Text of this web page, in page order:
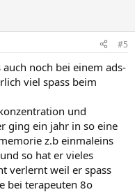
#5
auch noch bei einem ads-
viel spass beim
und
ging ein jahr in so eine
z.b einmaleins
so hat er vieles
verlernt weil er spass
bei terapeuten 8o